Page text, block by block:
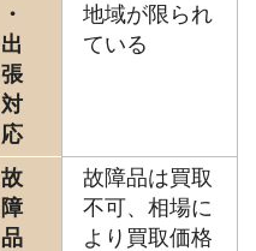
・
出
張
対
応
地域が限られ
ている
故
障
品
故障品は買取
不可、相場に
より買取価格